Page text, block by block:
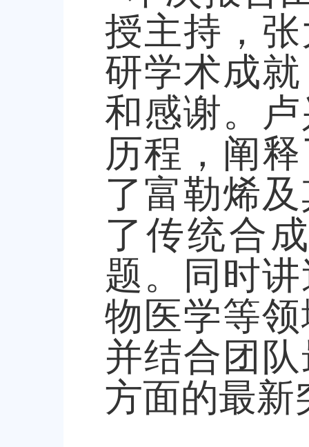
授主持，
研学术成
和感谢。
历程，阐
了富勒烯
了传统合
题。同时
物医学等
并结合团
方面的最新